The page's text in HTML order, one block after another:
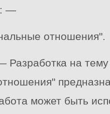
—
отношения".
Разработка на
может быть